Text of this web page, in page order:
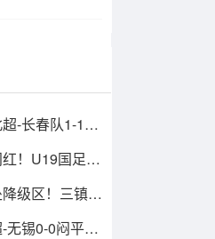
-长春队1-1战
！U19国足1-
级区！三镇1-
无锡0-0闷平南